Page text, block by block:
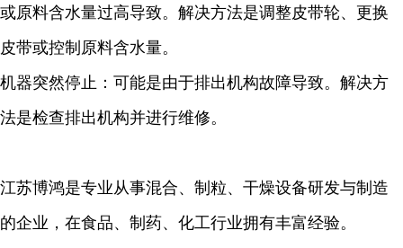
或原料含水量过高导致。解决方法是调整皮带轮、更换
皮带或控制原料含水量。
机器突然停止：可能是由于排出机构故障导致。解决方
法是检查排出机构并进行维修。
江苏博鸿是专业从事混合、制粒、干燥设备研发与制造
的企业，在食品、制药、化工行业拥有丰富经验。